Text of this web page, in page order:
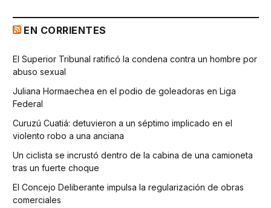
EN CORRIENTES
El Superior Tribunal ratificó la condena contra un hombre por
abuso sexual
Juliana Hormaechea en el podio de goleadoras en Liga
Federal
Curuzú Cuatiá: detuvieron a un séptimo implicado en el
violento robo a una anciana
Un ciclista se incrustó dentro de la cabina de una camioneta
tras un fuerte choque
El Concejo Deliberante impulsa la regularización de obras
comerciales